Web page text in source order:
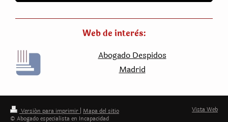
Web de interès:
Abogado Despidos
Madrid
Versión para imprimir Mapa del sitio
© Abogado especialista en Incapacidad
Vista Web